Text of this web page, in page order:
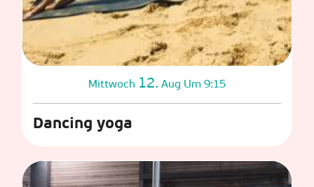
Mittwoch 12. Aug Um 9:15
Dancing yoga